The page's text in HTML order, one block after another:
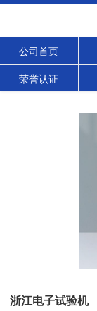
公司首页
荣誉认证
浙江电子试验机